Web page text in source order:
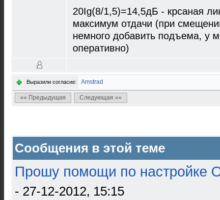
20Ig(8/1,5)=14,5дБ - крсаная
максимум отдачи (при
немного добавить подъема, у
оперативно)
Выразили согласие: Amstrad
«« Предыдущая Следующая »»
Сообщения в этой теме
Прошу помощи по настройке
- 27-12-2012, 15:15